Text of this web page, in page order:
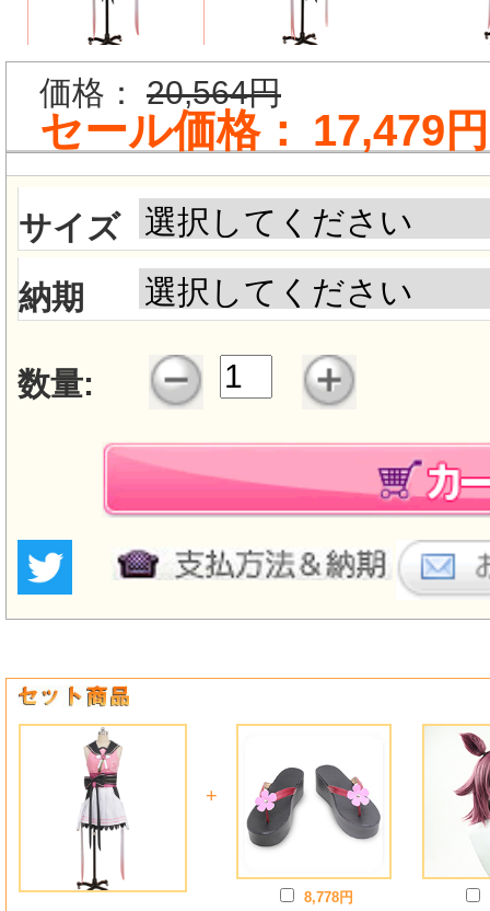
価格： 20,564円
セール価格： 17,479円
サイズ
納期
数量:
+
8,778円